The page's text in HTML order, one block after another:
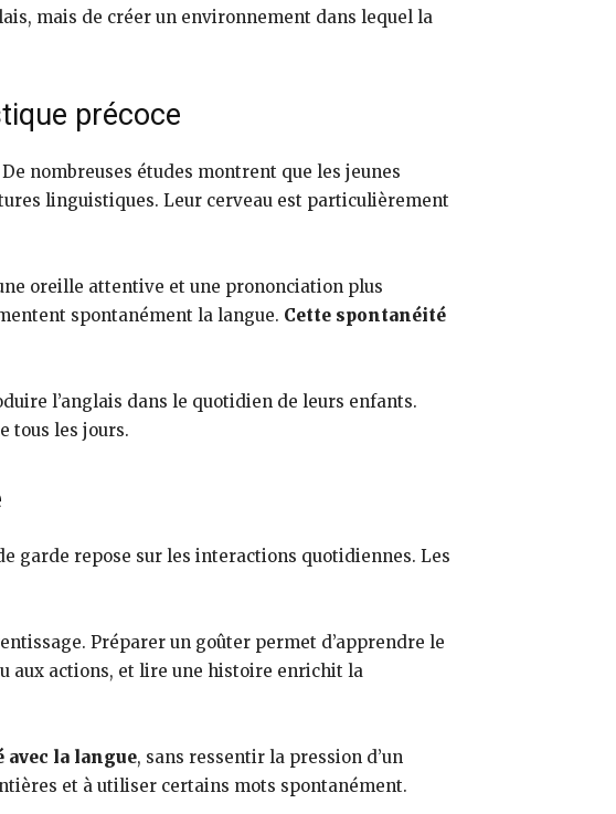
mais de créer un environnement dans lequel la
précoce
nombreuses études montrent que les jeunes
linguistiques. Leur cerveau est particulièrement
oreille attentive et une prononciation plus
spontanément la langue. Cette spontanéité
l’anglais dans le quotidien de leurs enfants.
tous les jours.
garde repose sur les interactions quotidiennes. Les
Préparer un goûter permet d’apprendre le
aux actions, et lire une histoire enrichit la
la langue, sans ressentir la pression d’un
et à utiliser certains mots spontanément.